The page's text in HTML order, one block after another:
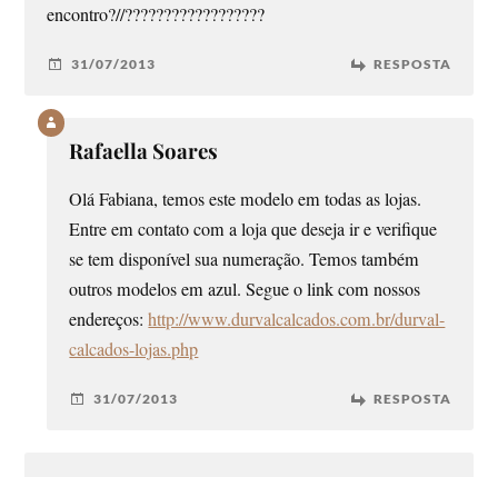
encontro?//??????????????????
31/07/2013 RESPOSTA
Rafaella Soares
Olá Fabiana, temos este modelo em todas as lojas.
Entre em contato com a loja que deseja ir e verifique
se tem disponível sua numeração. Temos também
outros modelos em azul. Segue o link com nossos
endereços:http://www.durvalcalcados.com.br/durval-
calcados-lojas.php
31/07/2013 RESPOSTA